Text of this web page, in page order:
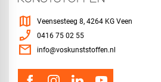
map Veensesteeg 8, 4264 KG Veen
phone_enabled 0416 75 02 55
mail info@voskunststoffen.nl